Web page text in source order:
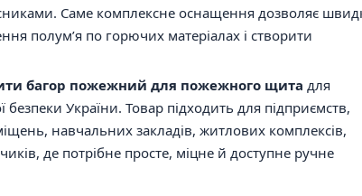
Саме комплексне оснащення дозволяє
полум’я по горючих матеріалах і створити
багор пожежний для пожежного щита для
безпеки України. Товар підходить для підприємств,
навчальних закладів, житлових комплексів,
де потрібне просте, міцне й доступне ручне